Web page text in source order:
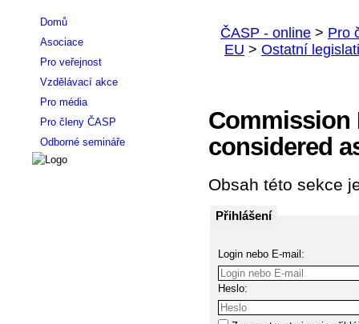
Commission
considered
Obsah této sekce
Přihlášení
Login nebo E-mail:
Heslo:
Domů
Asociace
Pro veřejnost
Vzdělávací akce
Pro média
Pro členy ČASP
Odborné semináře